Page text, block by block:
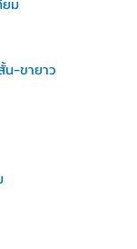
น-ขายาว